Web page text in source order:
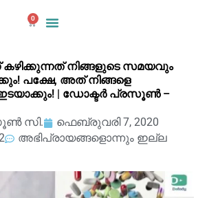
0
കാർട്ട്
നിങ്ങളുടെ സമയവും
പക്ഷേ, അത് നിങ്ങളെ
| ഡോക്ടർ പ്രസൂൺ –
സി.
ഫെബ്രുവരി 7, 2020
അഭിപ്രായങ്ങളൊന്നും ഇല്ല